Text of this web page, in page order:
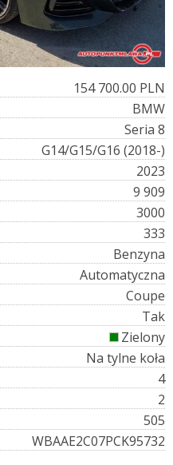
154 700.00 PLN
BMW
Seria 8
G14/G15/G16 (2018-)
2023
9 909
3000
333
Benzyna
Automatyczna
Coupe
Tak
Zielony
Na tylne koła
4
2
505
WBAAE2C07PCK95732